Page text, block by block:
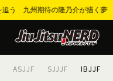
州期待の隆乃介が描く夢
テ
ASJJF SJJJF IBJJF